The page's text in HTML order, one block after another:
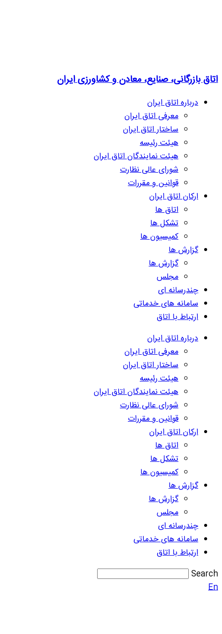
اتاق بازرگانی، صنایع، معادن و کشاورزی ایران
درباره اتاق ایران
معرفی اتاق ایران
ساختار اتاق ایران
هیئت رئیسه
هیئت نمایندگان اتاق ایران
شورای عالی نظارت
قوانین و مقررات
ارکان اتاق ایران
اتاق ها
تشکل ها
کمیسیون ها
گزارش ها
گزارش ها
مجلس
چندرسانه ای
سامانه های خدماتی
ارتباط با اتاق
درباره اتاق ایران
معرفی اتاق ایران
ساختار اتاق ایران
هیئت رئیسه
هیئت نمایندگان اتاق ایران
شورای عالی نظارت
قوانین و مقررات
ارکان اتاق ایران
اتاق ها
تشکل ها
کمیسیون ها
گزارش ها
گزارش ها
مجلس
چندرسانه ای
سامانه های خدماتی
ارتباط با اتاق
Search
En